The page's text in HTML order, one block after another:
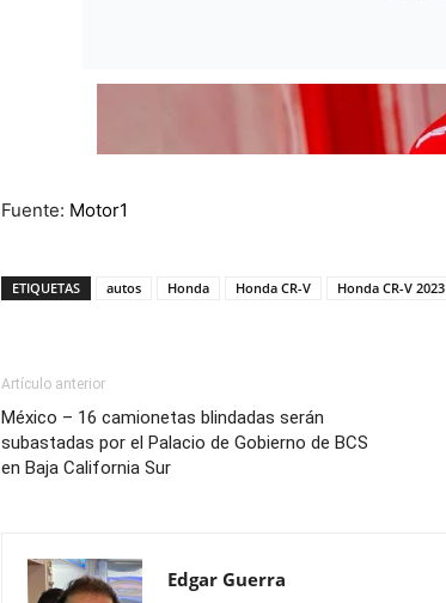
Fuente: Motor1
ETIQUETAS autos Honda Honda CR-V Honda CR-V 2023
Artículo anterior
México – 16 camionetas blindadas serán
subastadas por el Palacio de Gobierno de BCS
en Baja California Sur
Edgar Guerra